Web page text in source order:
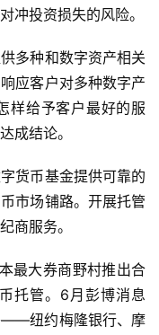
冲投资损失的风险。
多种和数字资产相关
应客户对多种数字产
样给予客户最好的服
成结论。
货币基金提供可靠的
市场铺路。开展托管
商服务。
最大券商野村推出合
托管。6月彭博消息
——纽约梅隆银行、摩